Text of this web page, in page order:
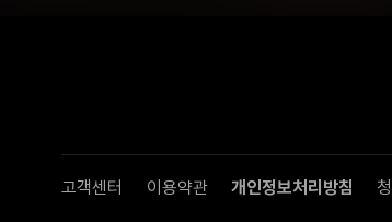
고객센터 이용약관 개인정보처리방침